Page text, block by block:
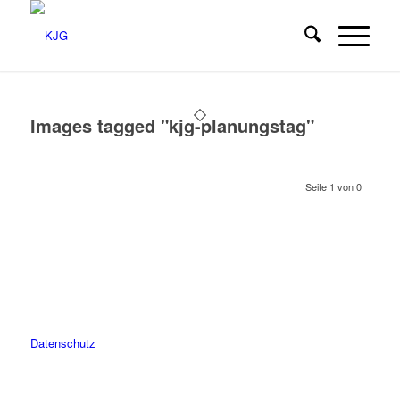
Images tagged "kjg-planungstag"
Seite 1 von 0
Datenschutz